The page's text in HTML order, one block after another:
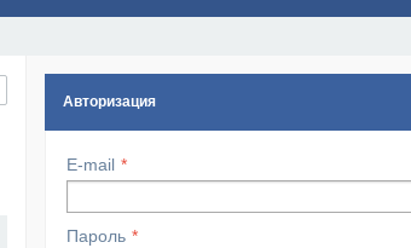
Авторизация
E-mail
Пароль